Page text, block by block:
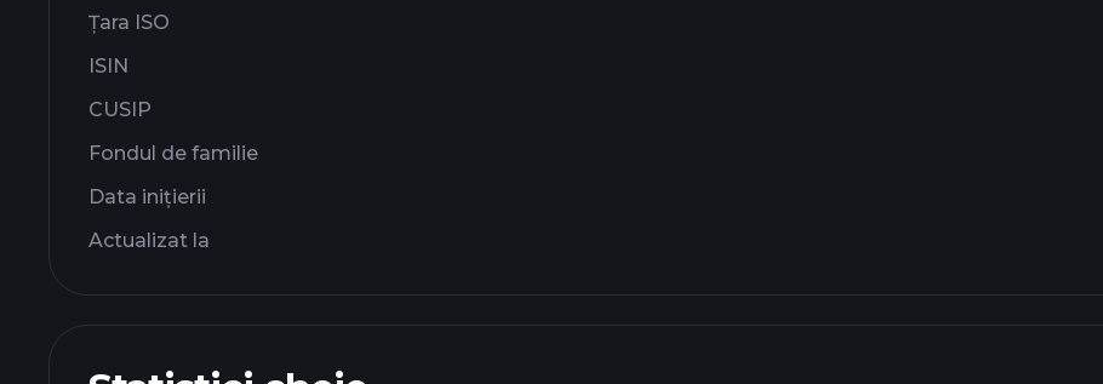
Țara ISO
ISIN
CUSIP
Fondul de familie
Data inițierii
Actualizat la